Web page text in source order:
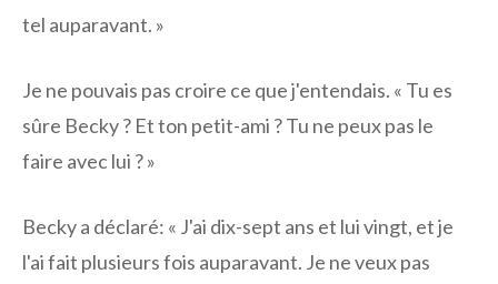
tel auparavant. »
Je ne pouvais pas croire ce que j'entendais. « Tu es
sûre Becky ? Et ton petit-ami ? Tu ne peux pas le
faire avec lui ? »
Becky a déclaré: « J'ai dix-sept ans et lui vingt, et je
l'ai fait plusieurs fois auparavant. Je ne veux pas